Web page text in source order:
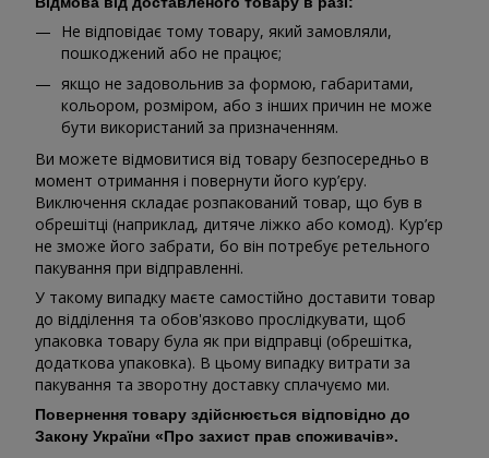
Не відповідає тому товару, який замовляли,
пошкоджений або не працює;
якщо не задовольнив за формою, габаритами,
кольором, розміром, або з інших причин не може
бути використаний за призначенням.
Ви можете відмовитися від товару безпосередньо в
момент отримання і повернути його кур’єру.
Виключення складає розпакований товар, що був в
обрешітці (наприклад, дитяче ліжко або комод). Кур’єр
не зможе його забрати, бо він потребує ретельного
пакування при відправленні.
У такому випадку маєте самостійно доставити товар
до відділення та обов'язково прослідкувати, щоб
упаковка товару була як при відправці (обрешітка,
додаткова упаковка). В цьому випадку витрати за
пакування та зворотну доставку сплачуємо ми.
Повернення товару здійснюється відповідно до
Закону України «Про захист прав споживачів».